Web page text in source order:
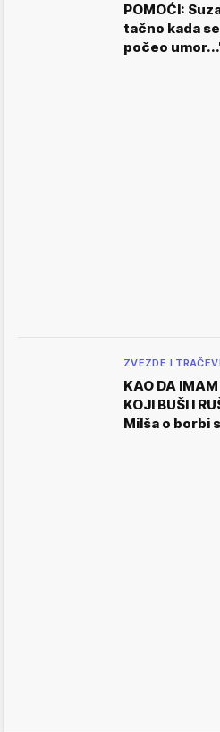
POMOĆI:
tačno kada
počeo
ZVEZDE I TRAČEVI
KAO DA
KOJI BUŠI I
Milša o borbi